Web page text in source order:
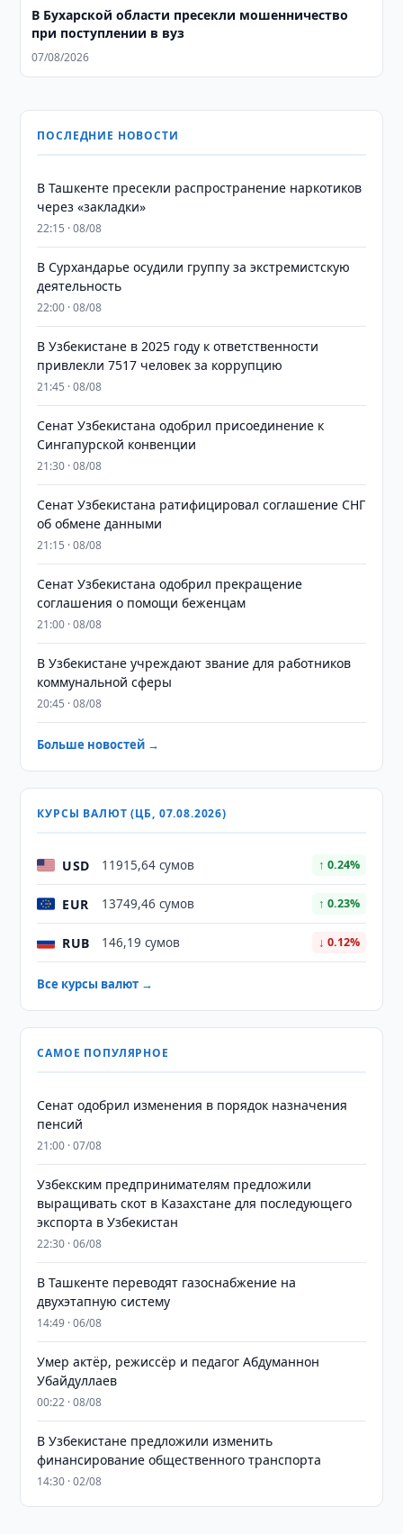
В Бухарской области пресекли мошенничество
при поступлении в вуз
07/08/2026
ПОСЛЕДНИЕ НОВОСТИ
В Ташкенте пресекли распространение наркотиков
через «закладки»
22:15 · 08/08
В Сурхандарье осудили группу за экстремистскую
деятельность
22:00 · 08/08
В Узбекистане в 2025 году к ответственности
привлекли 7517 человек за коррупцию
21:45 · 08/08
Сенат Узбекистана одобрил присоединение к
Сингапурской конвенции
21:30 · 08/08
Сенат Узбекистана ратифицировал соглашение СНГ
об обмене данными
21:15 · 08/08
Сенат Узбекистана одобрил прекращение
соглашения о помощи беженцам
21:00 · 08/08
В Узбекистане учреждают звание для работников
коммунальной сферы
20:45 · 08/08
Больше новостей →
КУРСЫ ВАЛЮТ (ЦБ, 07.08.2026)
USD 11915,64 сумов ↑ 0.24%
EUR 13749,46 сумов ↑ 0.23%
RUB 146,19 сумов ↓ 0.12%
Все курсы валют →
САМОЕ ПОПУЛЯРНОЕ
Сенат одобрил изменения в порядок назначения
пенсий
21:00 · 07/08
Узбекским предпринимателям предложили
выращивать скот в Казахстане для последующего
экспорта в Узбекистан
22:30 · 06/08
В Ташкенте переводят газоснабжение на
двухэтапную систему
14:49 · 06/08
Умер актёр, режиссёр и педагог Абдуманнон
Убайдуллаев
00:22 · 08/08
В Узбекистане предложили изменить
финансирование общественного транспорта
14:30 · 02/08